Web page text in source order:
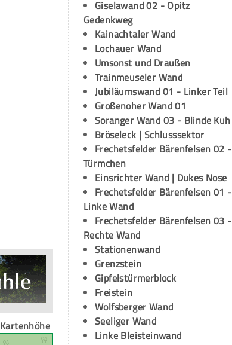
Giselawand 02 - Opitz
Gedenkweg
Kainachtaler Wand
Lochauer Wand
Umsonst und Draußen
Trainmeuseler Wand
Jubiläumswand 01 - Linker Teil
Großenoher Wand 01
Soranger Wand 03 - Blinde Kuh
Bröseleck | Schlusssektor
Frechetsfelder Bärenfelsen 02 -
Türmchen
Einsrichter Wand | Dukes Nose
Frechetsfelder Bärenfelsen 01 -
Linke Wand
Frechetsfelder Bärenfelsen 03 -
Rechte Wand
Stationenwand
Grenzstein
Gipfelstürmerblock
Freistein
Wolfsberger Wand
Seeliger Wand
Linke Bleisteinwand